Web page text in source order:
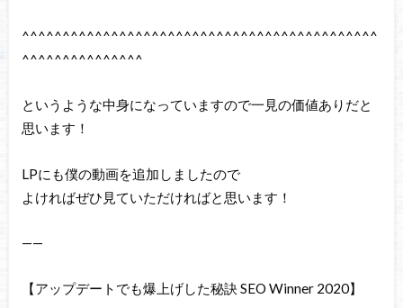
^^^^^^^^^^^^^^^^^^^^^^^^^^^^^^^^^^^^^^^^^^^^
^^^^^^^^^^^^^^^
というような中身になっていますので一見の価値ありだと
思います！
LPにも僕の動画を追加しましたので
よければぜひ見ていただければと思います！
——
【アップデートでも爆上げした秘訣 SEO Winner 2020】